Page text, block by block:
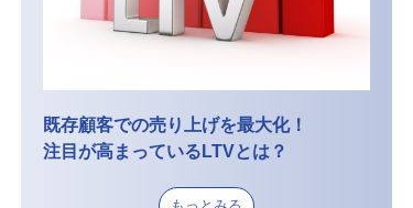
既存顧客での売り上げを最大化！
注目が高まっているLTVとは？